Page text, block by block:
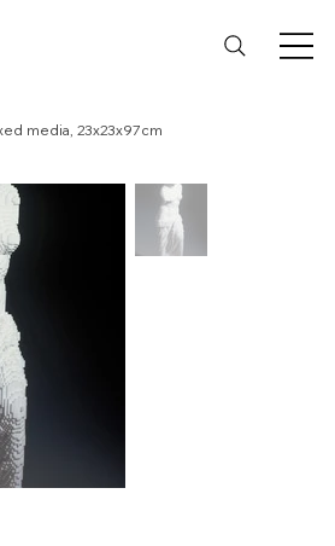
media, 23x23x97cm